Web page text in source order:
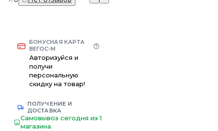
БОНУСНАЯ КАРТА
ВЕГОС-М
Авторизуйся и
получи
персональную
скидку на товар!
ПОЛУЧЕНИЕ И
ДОСТАВКА
Самовывоз сегодня из 1
магазина